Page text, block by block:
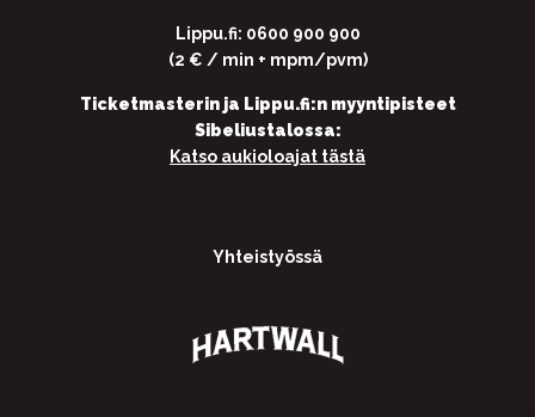
Lippu.fi: 0600 900 900
(2 € / min + mpm/pvm)
Ticketmasterin ja Lippu.fi:n myyntipisteet
Sibeliustalossa:
Katso aukioloajat tästä
Yhteistyössä